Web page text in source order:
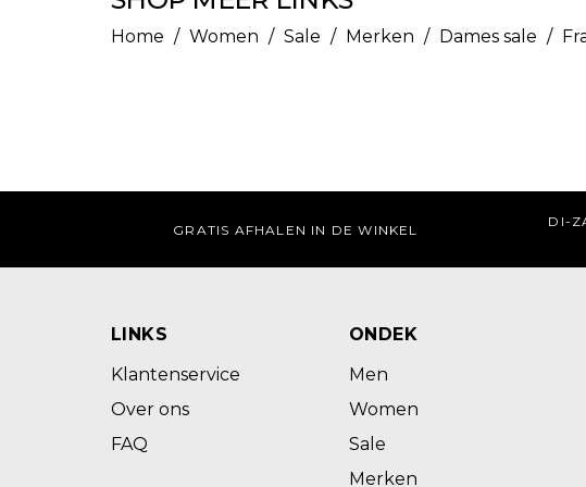
Home / Women / Sale / Merken / Dames sale /
GRATIS AFHALEN IN DE WINKEL
DI-
LINKS
Klantenservice
Over ons
FAQ
ONDEK
Men
Women
Sale
Merken